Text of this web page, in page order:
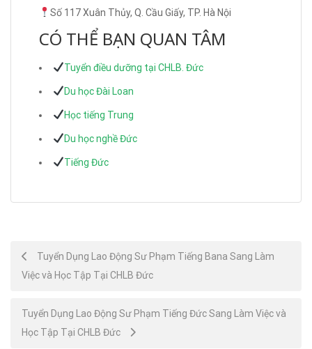
Số 117 Xuân Thủy, Q. Cầu Giấy, TP. Hà Nội
CÓ THỂ BẠN QUAN TÂM
Tuyển điều dưỡng tại CHLB. Đức
Du học Đài Loan
Học tiếng Trung
Du học nghề Đức
Tiếng Đức
Post
navigation
Tuyển Dụng Lao Động Sư Phạm Tiếng Bana Sang Làm
Việc và Học Tập Tại CHLB Đức
Tuyển Dụng Lao Động Sư Phạm Tiếng Đức Sang Làm Việc và
Học Tập Tại CHLB Đức